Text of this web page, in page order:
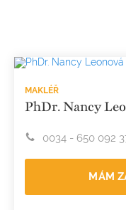
MAKLÉŘ
PhDr. Nancy
0034 - 650 092
MÁM